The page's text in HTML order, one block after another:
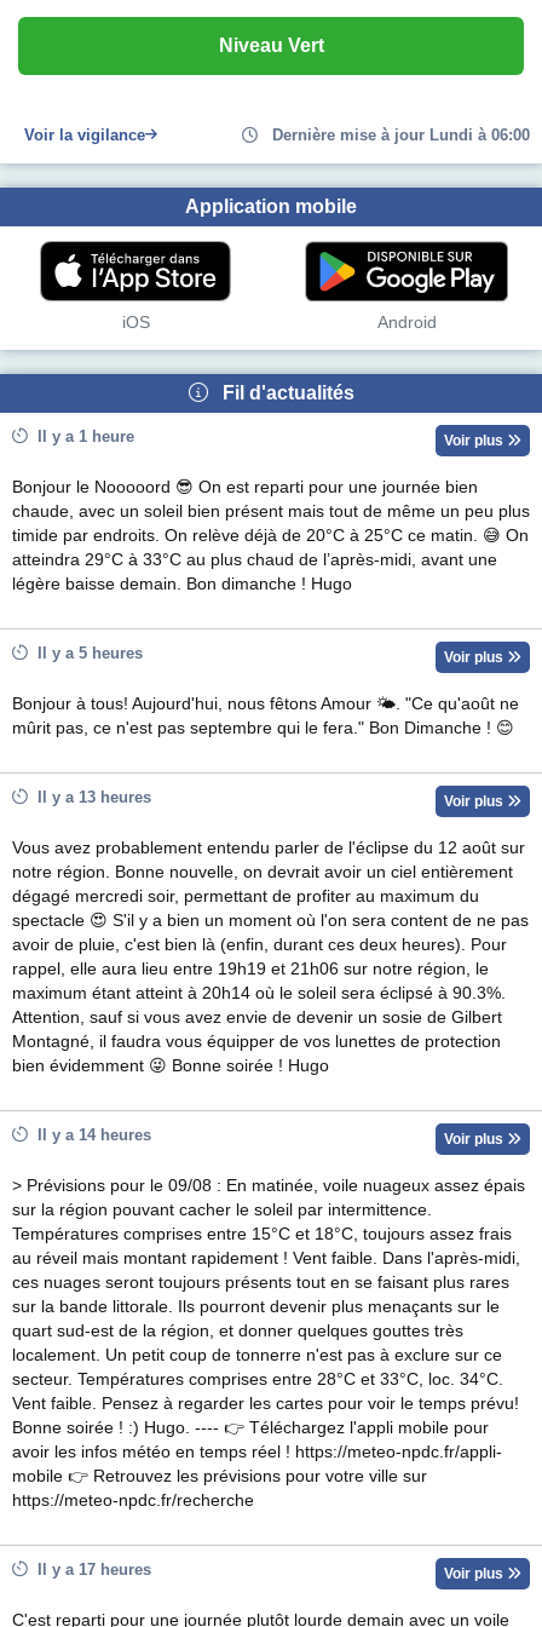
Niveau Vert
Voir la vigilance Dernière mise à jour Lundi à 06:00
Application mobile
iOS Android
Fil d'actualités
Il y a 1 heure Voir plus
Bonjour le Nooooord 😎 On est reparti pour une journée bien
chaude, avec un soleil bien présent mais tout de même un peu plus
timide par endroits. On relève déjà de 20°C à 25°C ce matin. 😅 On
atteindra 29°C à 33°C au plus chaud de l’après-midi, avant une
légère baisse demain. Bon dimanche ! Hugo
Il y a 5 heures Voir plus
Bonjour à tous! Aujourd'hui, nous fêtons Amour 🌤. "Ce qu'août ne
mûrit pas, ce n'est pas septembre qui le fera." Bon Dimanche ! 😊
Il y a 13 heures Voir plus
Vous avez probablement entendu parler de l'éclipse du 12 août sur
notre région. Bonne nouvelle, on devrait avoir un ciel entièrement
dégagé mercredi soir, permettant de profiter au maximum du
spectacle 😍 S'il y a bien un moment où l'on sera content de ne pas
avoir de pluie, c'est bien là (enfin, durant ces deux heures). Pour
rappel, elle aura lieu entre 19h19 et 21h06 sur notre région, le
maximum étant atteint à 20h14 où le soleil sera éclipsé à 90.3%.
Attention, sauf si vous avez envie de devenir un sosie de Gilbert
Montagné, il faudra vous équipper de vos lunettes de protection
bien évidemment 😜 Bonne soirée ! Hugo
Il y a 14 heures Voir plus
> Prévisions pour le 09/08 : En matinée, voile nuageux assez épais
sur la région pouvant cacher le soleil par intermittence.
Températures comprises entre 15°C et 18°C, toujours assez frais
au réveil mais montant rapidement ! Vent faible. Dans l'après-midi,
ces nuages seront toujours présents tout en se faisant plus rares
sur la bande littorale. Ils pourront devenir plus menaçants sur le
quart sud-est de la région, et donner quelques gouttes très
localement. Un petit coup de tonnerre n'est pas à exclure sur ce
secteur. Températures comprises entre 28°C et 33°C, loc. 34°C.
Vent faible. Pensez à regarder les cartes pour voir le temps prévu!
Bonne soirée ! :) Hugo. ---- 👉 Téléchargez l'appli mobile pour
avoir les infos météo en temps réel ! https://meteo-npdc.fr/appli-
mobile 👉 Retrouvez les prévisions pour votre ville sur
https://meteo-npdc.fr/recherche
Il y a 17 heures Voir plus
C'est reparti pour une journée plutôt lourde demain avec un voile